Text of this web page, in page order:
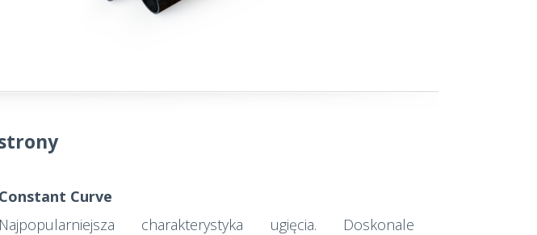
Constant Curve
Najpopularniejsza charakterystyka ugięcia. Doskonale